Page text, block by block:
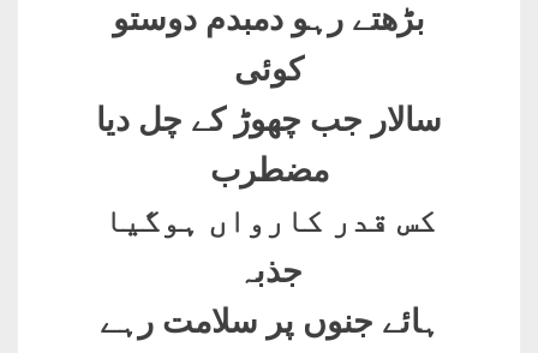
بڑھتے رہو دمبدم دوستو
کوئی
سالار جب چھوڑ کے چل دیا
مضطرب
کس قدر کارواں ہوگیا
جذبہ
ہائے جنوں پر سلامت رہے